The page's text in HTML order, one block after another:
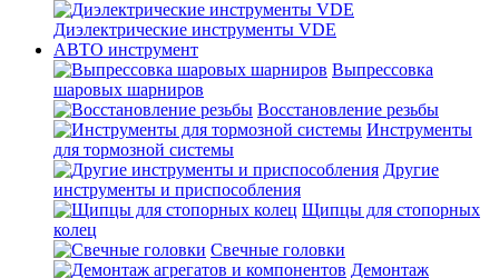
Диэлектрические инструменты VDE
АВТО инструмент
Выпрессовка
шаровых шарниров
Восстановление резьбы
Инструменты
для тормозной системы
Другие
инструменты и приспособления
Щипцы для стопорных
колец
Свечные головки
Демонтаж